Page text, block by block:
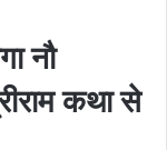
नौ
कथा से